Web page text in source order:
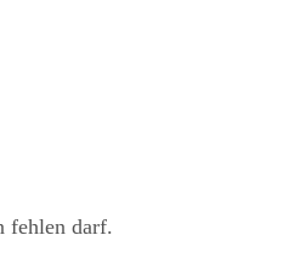
fehlen darf.